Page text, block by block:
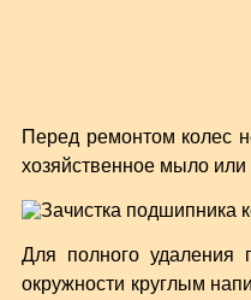
Перед ремонтом колес
хозяйственное мыло
Для полного удаления
окружности круглым